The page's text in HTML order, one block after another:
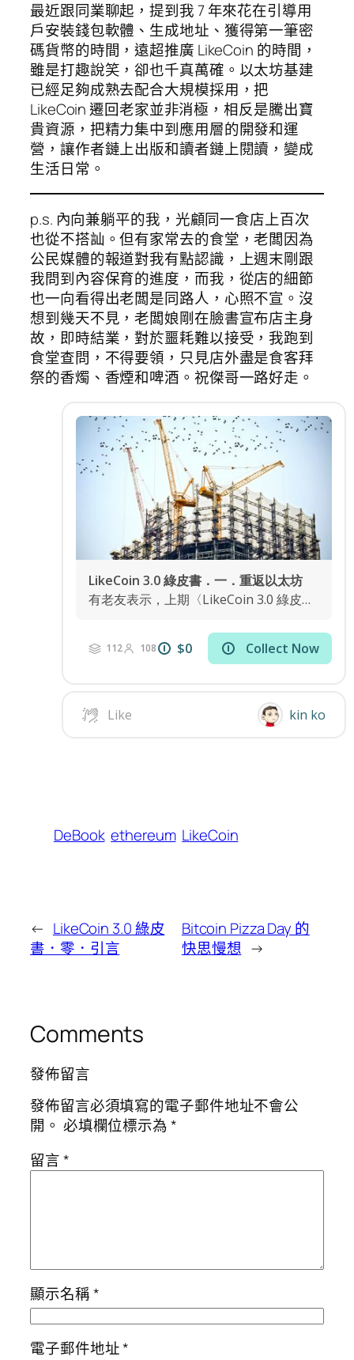
最近跟同業聊起，提到我 7 年來花在引導用
戶安裝錢包軟體、生成地址、獲得第一筆密
碼貨幣的時間，遠超推廣 LikeCoin 的時間，
雖是打趣說笑，卻也千真萬確。以太坊基建
已經足夠成熟去配合大規模採用，把
LikeCoin 遷回老家並非消極，相反是騰出寶
貴資源，把精力集中到應用層的開發和運
營，讓作者鏈上出版和讀者鏈上閱讀，變成
生活日常。
p.s. 內向兼躺平的我，光顧同一食店上百次
也從不搭訕。但有家常去的食堂，老闆因為
公民媒體的報道對我有點認識，上週末剛跟
我問到內容保育的進度，而我，從店的細節
也一向看得出老闆是同路人，心照不宣。沒
想到幾天不見，老闆娘剛在臉書宣布店主身
故，即時結業，對於噩耗難以接受，我跑到
食堂查問，不得要領，只見店外盡是食客拜
祭的香燭、香煙和啤酒。祝傑哥一路好走。
DeBook ethereum LikeCoin
← LikeCoin 3.0 綠皮
書．零．引言
Bitcoin Pizza Day 的
快思慢想 →
Comments
發佈留言
發佈留言必須填寫的電子郵件地址不會公
開。 必填欄位標示為*
留言*
顯示名稱*
電子郵件地址*